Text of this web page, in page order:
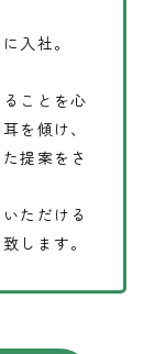
入社。
ことを心
を傾け、
提案をさ
ただける
します。